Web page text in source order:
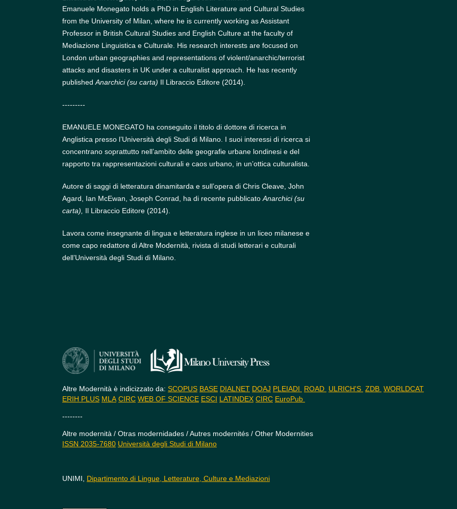
Emanuele Monegato holds a PhD in English Literature and Cultural Studies
from the University of Milan, where he is currently working as Assistant
Professor in British Cultural Studies and English Culture at the faculty of
Mediazione Linguistica e Culturale. His research interests are focused on
London urban geographies and representations of violent/anarchic/terrorist
attacks and disasters in UK under a culturalist approach. He has recently
published Anarchici (su carta) Il Libraccio Editore (2014).
---------
EMANUELE MONEGATO ha conseguito il titolo di dottore di ricerca in
Anglistica presso l’Università degli Studi di Milano. I suoi interessi di ricerca si
concentrano soprattutto nell’ambito delle geografie urbane londinesi e del
rapporto tra rappresentazioni culturali e caos urbano, in un’ottica culturalista.
Autore di saggi di letteratura dinamitarda e sull’opera di Chris Cleave, John
Agard, Ian McEwan, Joseph Conrad, ha di recente pubblicato Anarchici (su
carta),
Il Libraccio Editore (2014).
Lavora come insegnante di lingua e letteratura inglese in un liceo milanese e
come capo redattore di Altre Modernità, rivista di studi letterari e culturali
dell’Università degli Studi di Milano.
Altre Modernità è indicizzato da: SCOPUS BASE DIALNET DOAJ PLEIADI ROAD ULRICH'S ZDB WORLDCAT
ERIH PLUS MLA CIRC WEB OF SCIENCE ESCI LATINDEX CIRC EuroPub
--------
Altre modernità / Otras modernidades / Autres modernités / Other Modernities
ISSN 2035-7680 Università degli Studi di Milano
UNIMI, Dipartimento di Lingue, Letterature, Culture e Mediazioni